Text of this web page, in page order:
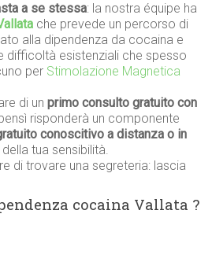
a se stessa: la nostra équipe ha
che prevede un percorso di
alla dipendenza da cocaina e
difficoltà esistenziali che spesso
per Stimolazione Magnetica
di un primo consulto gratuito con
risponderà un componente
conoscitivo a distanza o in
tua sensibilità.
di trovare una segreteria: lascia
cocaina Vallata ?